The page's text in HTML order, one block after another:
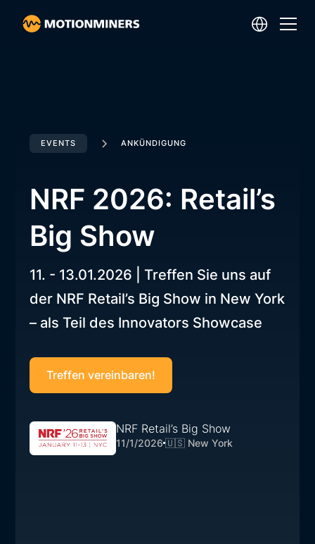
EVENTS ANKÜNDIGUNG
NRF 2026: Retail’s
Big Show
11. - 13.01.2026 | Treffen Sie uns auf
der NRF Retail’s Big Show in New York
– als Teil des Innovators Showcase
Treffen vereinbaren!
NRF Retail’s Big Show
11/1/2026 🇺🇸 New York